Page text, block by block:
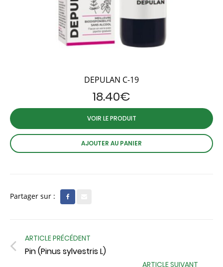
DEPULAN C-19
18.40€
VOIR LE PRODUIT
AJOUTER AU PANIER
Partager sur :
ARTICLE PRÉCÉDENT
Pin (Pinus sylvestris L)
ARTICLE SUIVANT